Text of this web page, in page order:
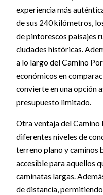
experiencia más
de sus 240 kilómetros,
de pintorescos paisajes
ciudades históricas.
a lo largo del Camino
económicos en
convierte en una opción
presupuesto limitado.
Otra ventaja del Camino
diferentes niveles de
terreno plano y caminos
accesible para aquellos
caminatas largas.
de distancia,